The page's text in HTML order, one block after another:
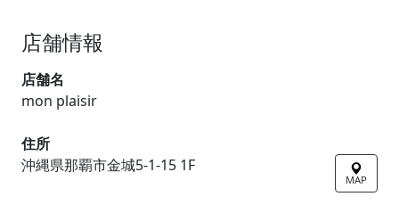
店舗情報
店舗名
mon plaisir
住所
沖縄県那覇市金城5-1-15 1F
MAP